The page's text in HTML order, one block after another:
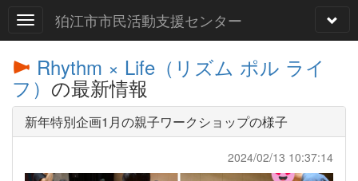
狛江市市民活動支援センター
Rhythm × Life（リズム ポル ライ
フ） の最新情報
新年特別企画1月の親子ワークショップの様子
2024/02/13 10:37:14